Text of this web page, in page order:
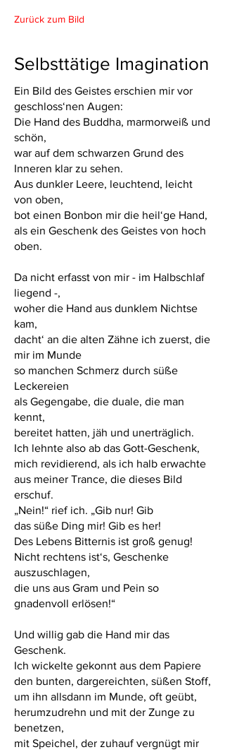
Zurück zum Bild
Selbsttätige Imagination
Ein Bild des Geistes erschien mir vor
geschloss‘nen Augen:
Die Hand des Buddha, marmorweiß und
schön,
war auf dem schwarzen Grund des
Inneren klar zu sehen.
Aus dunkler Leere, leuchtend, leicht
von oben,
bot einen Bonbon mir die heil‘ge Hand,
als ein Geschenk des Geistes von hoch
oben.
Da nicht erfasst von mir - im Halbschlaf
liegend -,
woher die Hand aus dunklem Nichtse
kam,
dacht‘ an die alten Zähne ich zuerst, die
mir im Munde
so manchen Schmerz durch süße
Leckereien
als Gegengabe, die duale, die man
kennt,
bereitet hatten, jäh und unerträglich.
Ich lehnte also ab das Gott-Geschenk,
mich revidierend, als ich halb erwachte
aus meiner Trance, die dieses Bild
erschuf.
„Nein!“ rief ich. „Gib nur! Gib
das süße Ding mir! Gib es her!
Des Lebens Bitternis ist groß genug!
Nicht rechtens ist‘s, Geschenke
auszuschlagen,
die uns aus Gram und Pein so
gnadenvoll erlösen!“
Und willig gab die Hand mir das
Geschenk.
Ich wickelte gekonnt aus dem Papiere
den bunten, dargereichten, süßen Stoff,
um ihn allsdann im Munde, oft geübt,
herumzudrehn und mit der Zunge zu
benetzen,
mit Speichel, der zuhauf vergnügt mir